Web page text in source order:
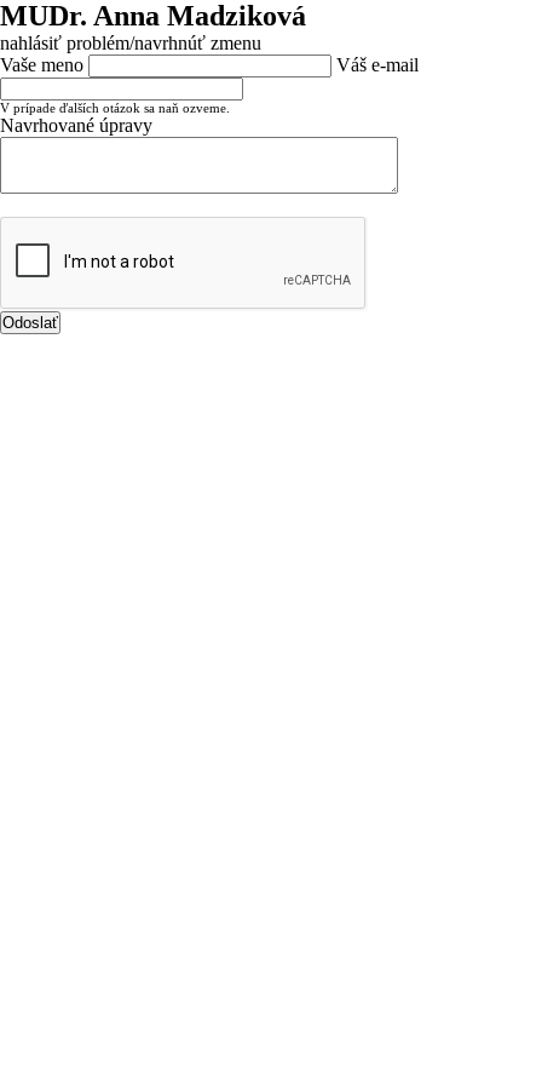
MUDr. Anna Madziková
nahlásiť problém/navrhnúť zmenu
Vaše meno
Váš e-mail
V prípade ďalších otázok sa naň ozveme.
Navrhované úpravy
Odoslať